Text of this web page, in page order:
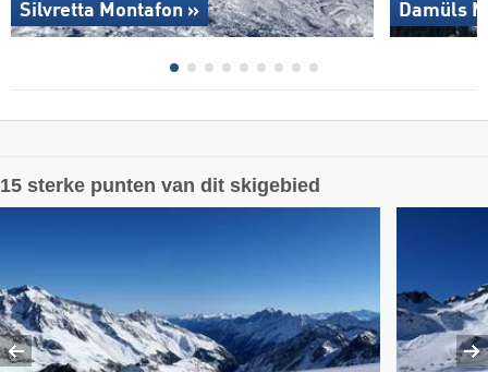
Silvretta Montafon » Damüls
15 sterke punten van dit skigebied